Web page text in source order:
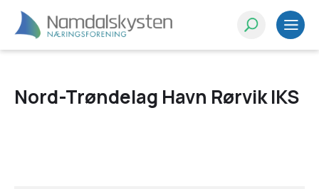
Nord-Trøndelag Havn Rørvik IKS